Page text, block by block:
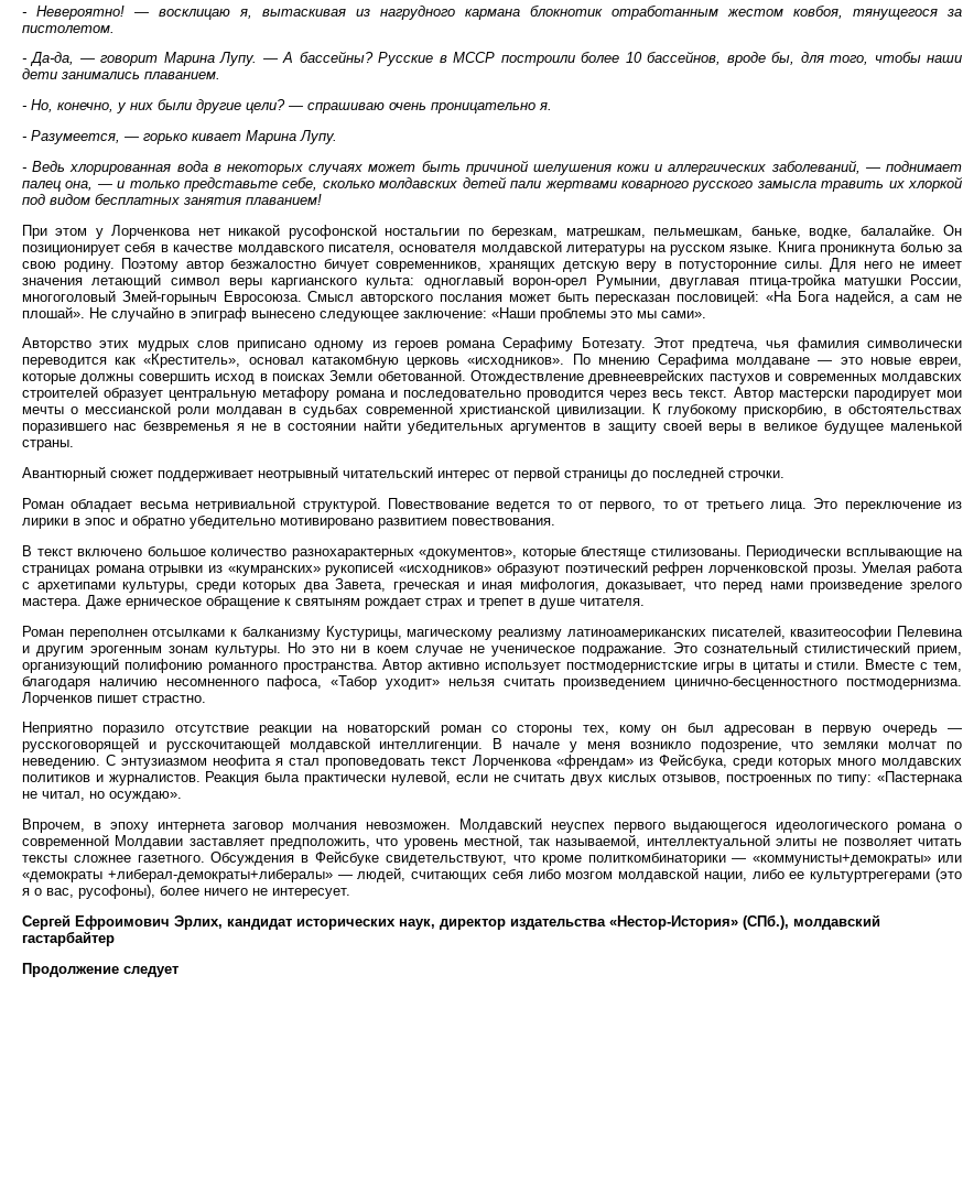
- Невероятно! — восклицаю я, вытаскивая из нагрудного кармана блокнотик отработанным жестом ковбоя, тянущегося за
пистолетом.
- Да-да, — говорит Марина Лупу. — А бассейны? Русские в МССР построили более 10 бассейнов, вроде бы, для того, чтобы наши
дети занимались плаванием.
- Но, конечно, у них были другие цели? — спрашиваю очень проницательно я.
- Разумеется, — горько кивает Марина Лупу.
- Ведь хлорированная вода в некоторых случаях может быть причиной шелушения кожи и аллергических заболеваний, — поднимает
палец она, — и только представьте себе, сколько молдавских детей пали жертвами коварного русского замысла травить их хлоркой
под видом бесплатных занятия плаванием!
При этом у Лорченкова нет никакой русофонской ностальгии по березкам, матрешкам, пельмешкам, баньке, водке, балалайке. Он
позиционирует себя в качестве молдавского писателя, основателя молдавской литературы на русском языке. Книга проникнута болью за
свою родину. Поэтому автор безжалостно бичует современников, хранящих детскую веру в потусторонние силы. Для него не имеет
значения летающий символ веры каргианского культа: одноглавый ворон-орел Румынии, двуглавая птица-тройка матушки России,
многоголовый Змей-горыныч Евросоюза. Смысл авторского послания может быть пересказан пословицей: «На Бога надейся, а сам не
плошай». Не случайно в эпиграф вынесено следующее заключение: «Наши проблемы это мы сами».
Авторство этих мудрых слов приписано одному из героев романа Серафиму Ботезату. Этот предтеча, чья фамилия символически
переводится как «Креститель», основал катакомбную церковь «исходников». По мнению Серафима молдаване — это новые евреи,
которые должны совершить исход в поисках Земли обетованной. Отождествление древнееврейских пастухов и современных молдавских
строителей образует центральную метафору романа и последовательно проводится через весь текст. Автор мастерски пародирует мои
мечты о мессианской роли молдаван в судьбах современной христианской цивилизации. К глубокому прискорбию, в обстоятельствах
поразившего нас безвременья я не в состоянии найти убедительных аргументов в защиту своей веры в великое будущее маленькой
страны.
Авантюрный сюжет поддерживает неотрывный читательский интерес от первой страницы до последней строчки.
Роман обладает весьма нетривиальной структурой. Повествование ведется то от первого, то от третьего лица. Это переключение из
лирики в эпос и обратно убедительно мотивировано развитием повествования.
В текст включено большое количество разнохарактерных «документов», которые блестяще стилизованы. Периодически всплывающие на
страницах романа отрывки из «кумранских» рукописей «исходников» образуют поэтический рефрен лорченковской прозы. Умелая работа
с архетипами культуры, среди которых два Завета, греческая и иная мифология, доказывает, что перед нами произведение зрелого
мастера. Даже ерническое обращение к святыням рождает страх и трепет в душе читателя.
Роман переполнен отсылками к балканизму Кустурицы, магическому реализму латиноамериканских писателей, квазитеософии Пелевина
и другим эрогенным зонам культуры. Но это ни в коем случае не ученическое подражание. Это сознательный стилистический прием,
организующий полифонию романного пространства. Автор активно использует постмодернистские игры в цитаты и стили. Вместе с тем,
благодаря наличию несомненного пафоса, «Табор уходит» нельзя считать произведением цинично-бесценностного постмодернизма.
Лорченков пишет страстно.
Неприятно поразило отсутствие реакции на новаторский роман со стороны тех, кому он был адресован в первую очередь —
русскоговорящей и русскочитающей молдавской интеллигенции. В начале у меня возникло подозрение, что земляки молчат по
неведению. С энтузиазмом неофита я стал проповедовать текст Лорченкова «френдам» из Фейсбука, среди которых много молдавских
политиков и журналистов. Реакция была практически нулевой, если не считать двух кислых отзывов, построенных по типу: «Пастернака
не читал, но осуждаю».
Впрочем, в эпоху интернета заговор молчания невозможен. Молдавский неуспех первого выдающегося идеологического романа о
современной Молдавии заставляет предположить, что уровень местной, так называемой, интеллектуальной элиты не позволяет читать
тексты сложнее газетного. Обсуждения в Фейсбуке свидетельствуют, что кроме политкомбинаторики — «коммунисты+демократы» или
«демократы +либерал-демократы+либералы» — людей, считающих себя либо мозгом молдавской нации, либо ее культуртрегерами (это
я о вас, русофоны), более ничего не интересует.
Сергей Ефроимович Эрлих, кандидат исторических наук, директор издательства «Нестор-История» (СПб.), молдавский
гастарбайтер
Продолжение следует